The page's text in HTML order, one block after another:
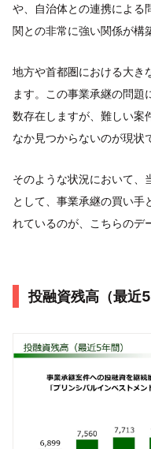
や、自治体との連携による
関との非常に強い関係が構
地方や首都圏における大き
ます。この事業承継の問題
数存在しますが、難しい案
なか見つからないのが現状
そのような状況において、
として、事業承継の買い手
れているのが、こちらのデ
投融資残高（最近5